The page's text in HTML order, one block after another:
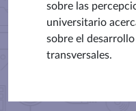
sobre las
universitario
sobre el
transversales.